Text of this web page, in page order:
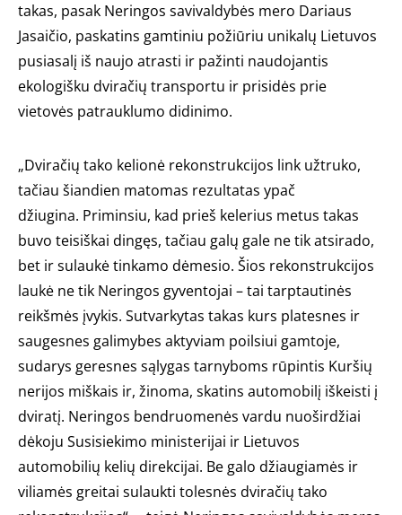
takas, pasak Neringos savivaldybės mero Dariaus
Jasaičio, paskatins gamtiniu požiūriu unikalų Lietuvos
pusiasalį iš naujo atrasti ir pažinti naudojantis
ekologišku dviračių transportu ir prisidės prie
vietovės patrauklumo didinimo.
„Dviračių tako kelionė rekonstrukcijos link užtruko,
tačiau šiandien matomas rezultatas ypač
džiugina. Priminsiu, kad prieš kelerius metus takas
buvo teisiškai dingęs, tačiau galų gale ne tik atsirado,
bet ir sulaukė tinkamo dėmesio. Šios rekonstrukcijos
laukė ne tik Neringos gyventojai – tai tarptautinės
reikšmės įvykis. Sutvarkytas takas kurs platesnes ir
saugesnes galimybes aktyviam poilsiui gamtoje,
sudarys geresnes sąlygas tarnyboms rūpintis Kuršių
nerijos miškais ir, žinoma, skatins automobilį iškeisti į
dviratį. Neringos bendruomenės vardu nuoširdžiai
dėkoju Susisiekimo ministerijai ir Lietuvos
automobilių kelių direkcijai. Be galo džiaugiamės ir
viliamės greitai sulaukti tolesnės dviračių tako